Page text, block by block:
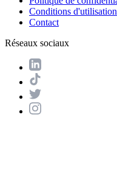
Conditions d'utilisation
Contact
Réseaux sociaux